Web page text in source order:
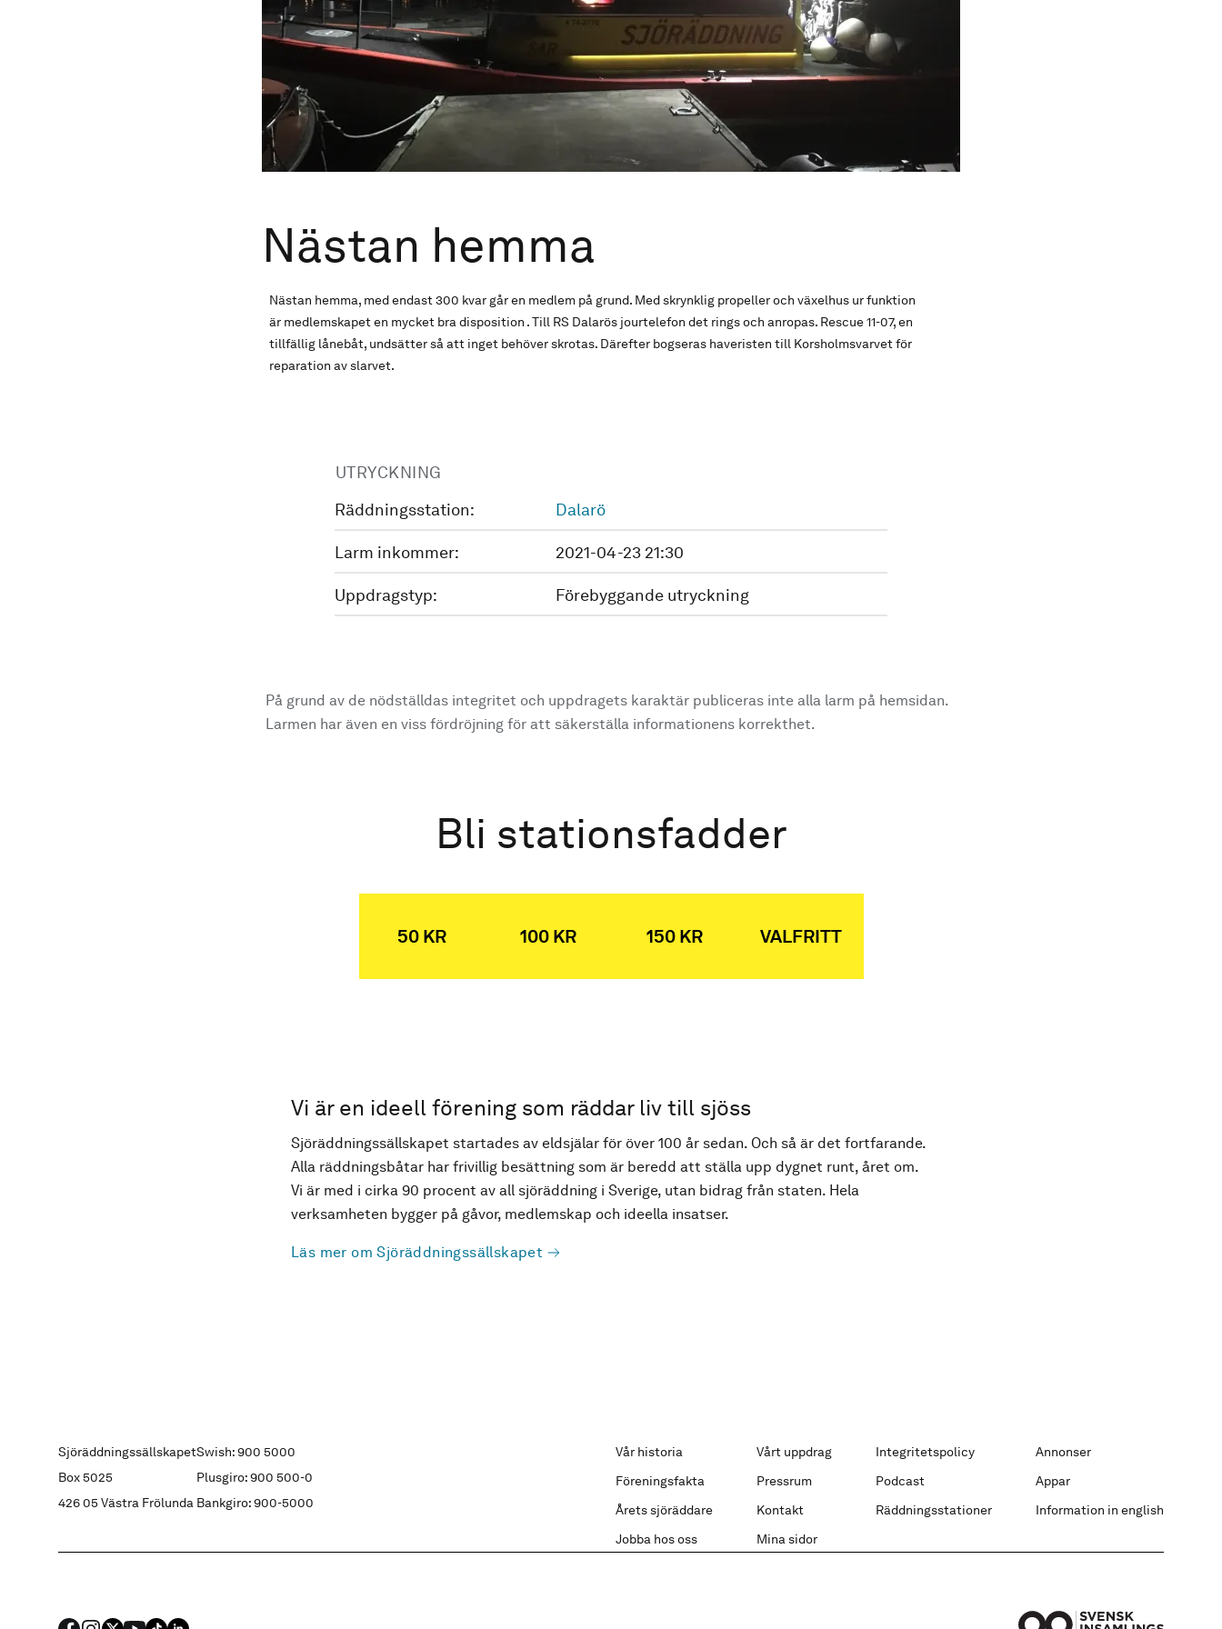
Nästan hemma
Nästan hemma, med endast 300 kvar går en medlem på grund. Med skrynklig propeller och växelhus ur funktion
är medlemskapet en mycket bra disposition . Till RS Dalarös jourtelefon det rings och anropas. Rescue 11-07, en
tillfällig lånebåt, undsätter så att inget behöver skrotas. Därefter bogseras haveristen till Korsholmsvarvet för
reparation av slarvet.
UTRYCKNING
Räddningsstation:
Dalarö
Larm inkommer: 2021-04-23 21:30
Uppdragstyp: Förebyggande utryckning
På grund av de nödställdas integritet och uppdragets karaktär publiceras inte alla larm på hemsidan.
Larmen har även en viss fördröjning för att säkerställa informationens korrekthet.
Bli stationsfadder
50 KR 100 KR 150 KR VALFRITT
Vi är en ideell förening som räddar liv till sjöss
Sjöräddningssällskapet startades av eldsjälar för över 100 år sedan. Och så är det fortfarande.
Alla räddningsbåtar har frivillig besättning som är beredd att ställa upp dygnet runt, året om.
Vi är med i cirka 90 procent av all sjöräddning i Sverige, utan bidrag från staten. Hela
verksamheten bygger på gåvor, medlemskap och ideella insatser.
Läs mer om Sjöräddningssällskapet
Sjöräddningssällskapet
Box 5025
426 05 Västra Frölunda
Swish: 900 5000
Plusgiro: 900 500-0
Bankgiro: 900-5000
Vår historia Vårt uppdrag Integritetspolicy
Annonser
Föreningsfakta
Pressrum Podcast
Appar
Årets sjöräddare
Kontakt Räddningsstationer
Information in english
Jobba hos oss
Mina sidor